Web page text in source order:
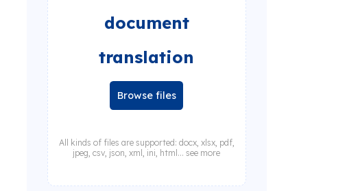
document
translation
Browse files
All kinds of files are supported: docx, xlsx, pdf,
jpeg, csv, json, xml, ini, html... see more